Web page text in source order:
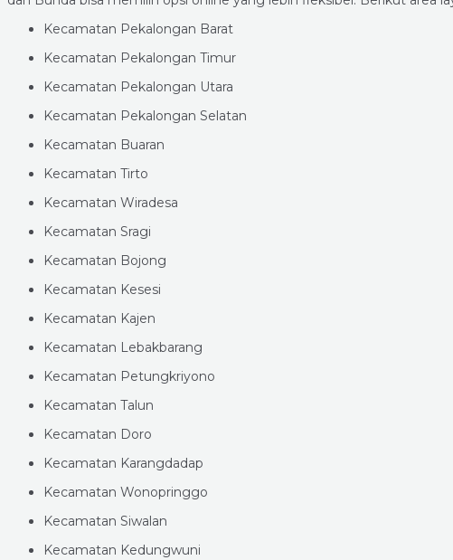
Kecamatan Pekalongan Barat
Kecamatan Pekalongan Timur
Kecamatan Pekalongan Utara
Kecamatan Pekalongan Selatan
Kecamatan Buaran
Kecamatan Tirto
Kecamatan Wiradesa
Kecamatan Sragi
Kecamatan Bojong
Kecamatan Kesesi
Kecamatan Kajen
Kecamatan Lebakbarang
Kecamatan Petungkriyono
Kecamatan Talun
Kecamatan Doro
Kecamatan Karangdadap
Kecamatan Wonopringgo
Kecamatan Siwalan
Kecamatan Kedungwuni